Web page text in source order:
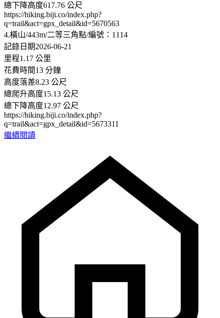
總下降高度617.76 公尺
https://hiking.biji.co/index.php?
q=trail&act=gpx_detail&id=5670563
4.橫山/443m/二等三角點/編號：1114
記錄日期2026-06-21
里程1.17 公里
花費時間13 分鐘
高度落差8.23 公尺
總爬升高度15.13 公尺
總下降高度12.97 公尺
https://hiking.biji.co/index.php?
q=trail&act=gpx_detail&id=5673311
繼續閱讀